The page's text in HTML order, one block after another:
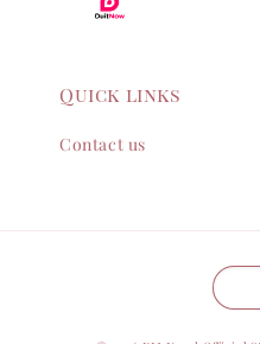
Quick links
Contact us